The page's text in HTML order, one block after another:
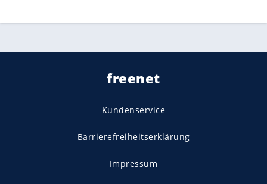
freenet
Kundenservice
Barrierefreiheitserklärung
Impressum